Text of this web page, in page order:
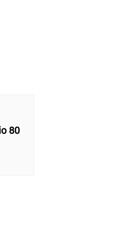
80